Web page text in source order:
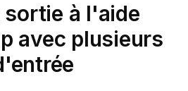
sortie à l'aide
avec plusieurs